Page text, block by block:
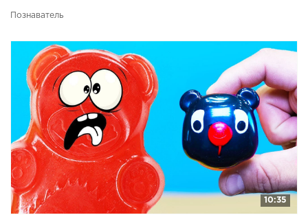
Познаватель
10:35